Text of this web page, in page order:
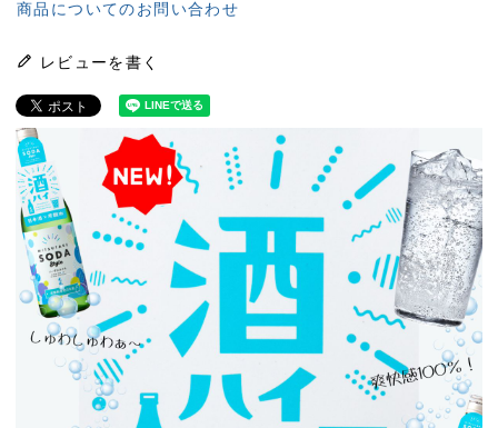
商品についてのお問い合わせ
レビューを書く